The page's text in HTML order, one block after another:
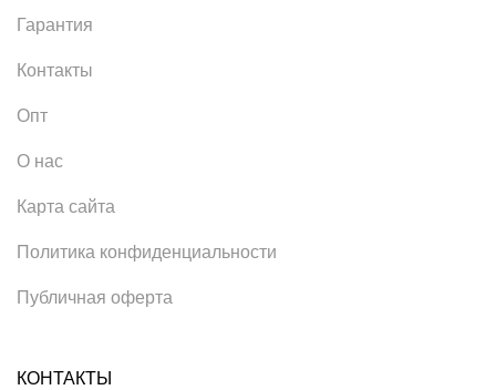
Гарантия
Контакты
Опт
О нас
Карта сайта
Политика конфиденциальности
Публичная оферта
КОНТАКТЫ